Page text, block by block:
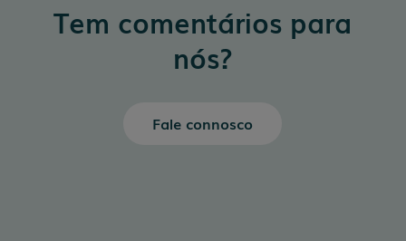
Tem comentários para
nós?
Fale connosco